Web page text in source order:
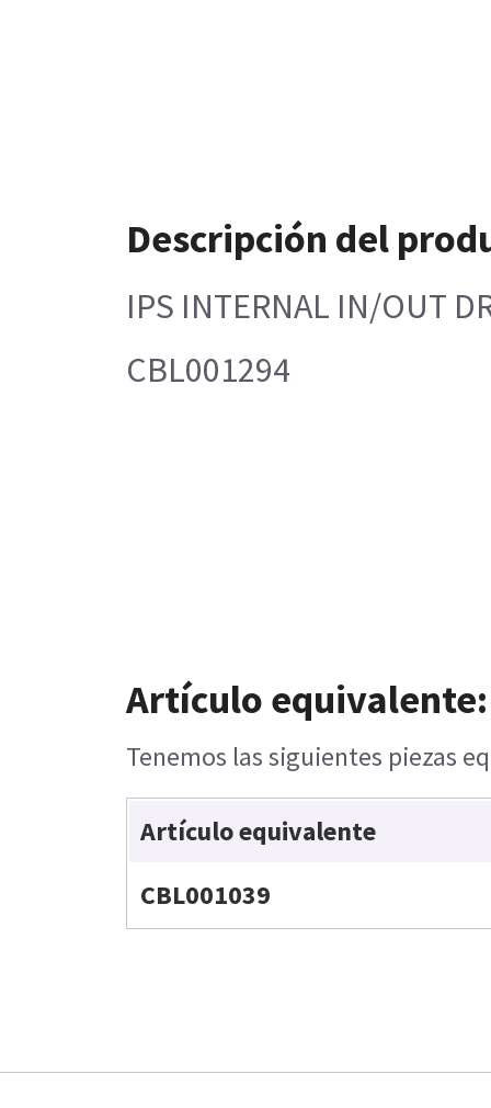
Descripción del
IPS INTERNAL IN/OUT
CBL001294
Artículo equivalente:
Tenemos las siguientes piezas
Artículo equivalente
CBL001039